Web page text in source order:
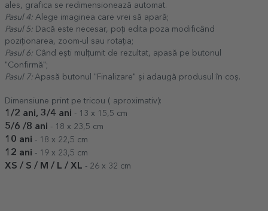
ales, grafica se redimensionează automat.
Pasul 4: Alege imaginea care vrei să apară;
Pasul 5: Dacă este necesar, poți edita poza modificând
poziționarea, zoom-ul sau rotația;
Pasul 6: Când ești mulțumit de rezultat, apasă pe butonul
"Confirmă";
Pasul 7: Apasă butonul "Finalizare" și adaugă produsul în coș.
Dimensiune print pe tricou ( aproximativ):
1/2 ani, 3/4 ani - 13 x 15,5 cm
5/6 /8 ani - 18 x 23,5 cm
10 ani - 18 x 22,5 cm
12 ani - 19 x 23,5 cm
XS / S / M / L / XL - 26 x 32 cm